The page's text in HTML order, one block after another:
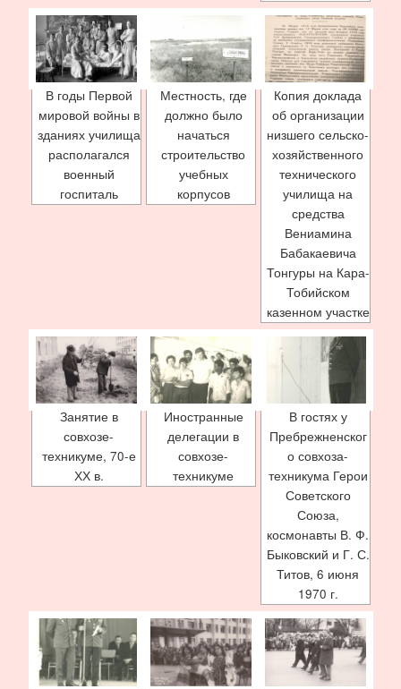
В годы Первой
мировой войны в
зданиях училища
располагался
военный
госпиталь
Местность, где
должно было
начаться
строительство
учебных
корпусов
Копия доклада
об организации
низшего сельско-
хозяйственного
технического
училища на
средства
Вениамина
Бабакаевича
Тонгуры на Кара-
Тобийском
казенном участке
Занятие в
совхозе-
техникуме, 70-е
ХХ в.
Иностранные
делегации в
совхозе-
техникуме
В гостях у
Пребрежненског
о совхоза-
техникума Герои
Советского
Союза,
космонавты В. Ф.
Быковский и Г. С.
Титов, 6 июня
1970 г.